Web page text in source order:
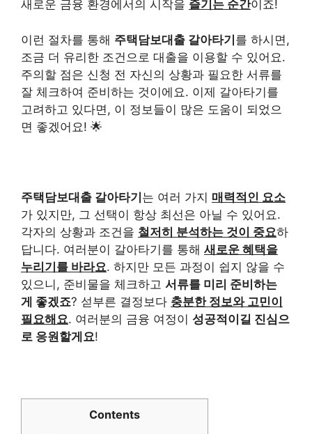
새로운 금융 환경에서의 시작을 즐기는 순간이죠!
이런 절차를 통해 주택담보대출 갈아타기를 하시면,
조금 더 유리한 조건으로 대출을 이용할 수 있어요.
주의할 점은 신청 전 자신의 상황과 필요한 서류를
잘 체크하여 준비하는 것이에요. 이제 갈아타기를
고려하고 있다면, 이 정보들이 많은 도움이 되었으
면 좋겠어요! 🌟
주택담보대출 갈아타기는 여러 가지 매력적인 요소
가 있지만, 그 선택이 항상 최선은 아닐 수 있어요.
각자의 상황과 조건을 철저히 분석하는 것이 중요하
답니다. 여러분이 갈아타기를 통해 새로운 혜택을
누리기를 바라요. 하지만 모든 과정이 쉽지 않을 수
있으니, 준비물을 체크하고 서류를 미리 준비하는
게 좋겠죠? 섣부른 결정보다 충분한 정보와 고민이
필요해요. 여러분의 금융 여정이 성공적이길 진심으
로 응원할게요!
Contents